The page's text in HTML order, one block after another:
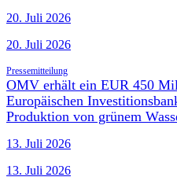
20. Juli 2026
20. Juli 2026
Pressemitteilung
OMV erhält ein EUR 450
Europäischen
Produktion von grünem
13. Juli 2026
13. Juli 2026